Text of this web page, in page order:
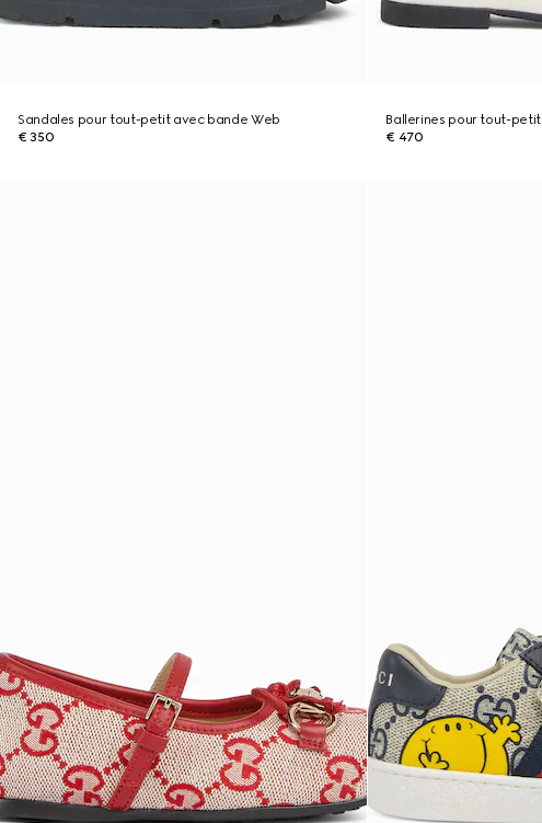
Sandales pour tout-petit avec bande Web
€ 350
Ballerines pour tout-petit
€ 470